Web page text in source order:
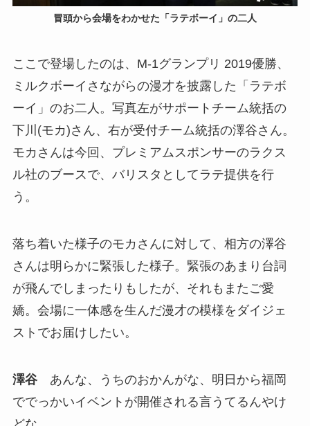
冒頭から会場をわかせた「ラテボーイ」の二人
ここで登場したのは、M-1グランプリ 2019優勝、
ミルクボーイさながらの漫才を披露した「ラテボ
ーイ」のお二人。写真左がサポートチーム統括の
下川(モカ)さん、右が受付チーム統括の澤谷さん。
モカさんは今回、プレミアムスポンサーのラクス
ル社のブースで、バリスタとしてラテ提供を行
う。
落ち着いた様子のモカさんに対して、相方の澤谷
さんは明らかに緊張した様子。緊張のあまり台詞
が飛んでしまったりもしたが、それもまたご愛
嬌。会場に一体感を生んだ漫才の模様をダイジェ
ストでお届けしたい。
澤谷あんな、うちのおかんがな、明日から福岡
ででっかいイベントが開催される言うてるんやけ